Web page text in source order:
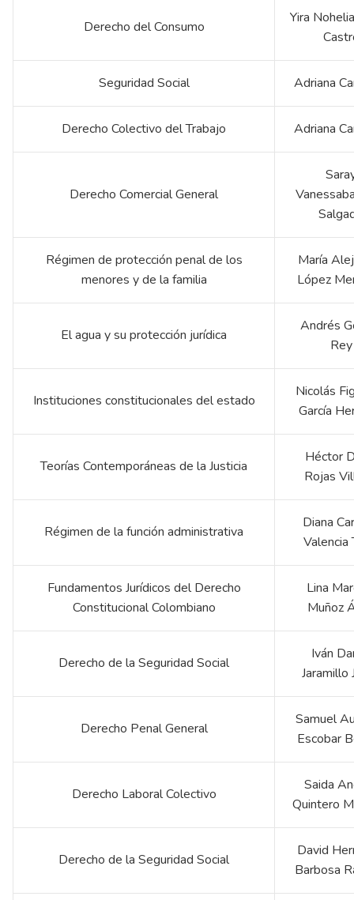
Derecho del Consumo
Yira
Seguridad Social Adriana
Derecho Colectivo del Trabajo Adriana
Derecho Comercial General
Régimen de protección penal de los
menores y de la familia
María
López
El agua y su protección jurídica
Andrés
Rey
Instituciones constitucionales del estado
Nicolás
García
Teorías Contemporáneas de la Justicia
Héctor
Rojas
Régimen de la función administrativa
Diana
Valencia
Fundamentos Jurídicos del Derecho
Constitucional Colombiano
Lina
Muñoz
Derecho de la Seguridad Social
Iván
Jaramillo
Derecho Penal General
Samuel
Escobar
Derecho Laboral Colectivo
Saida
Quintero
Derecho de la Seguridad Social
David
Barbosa